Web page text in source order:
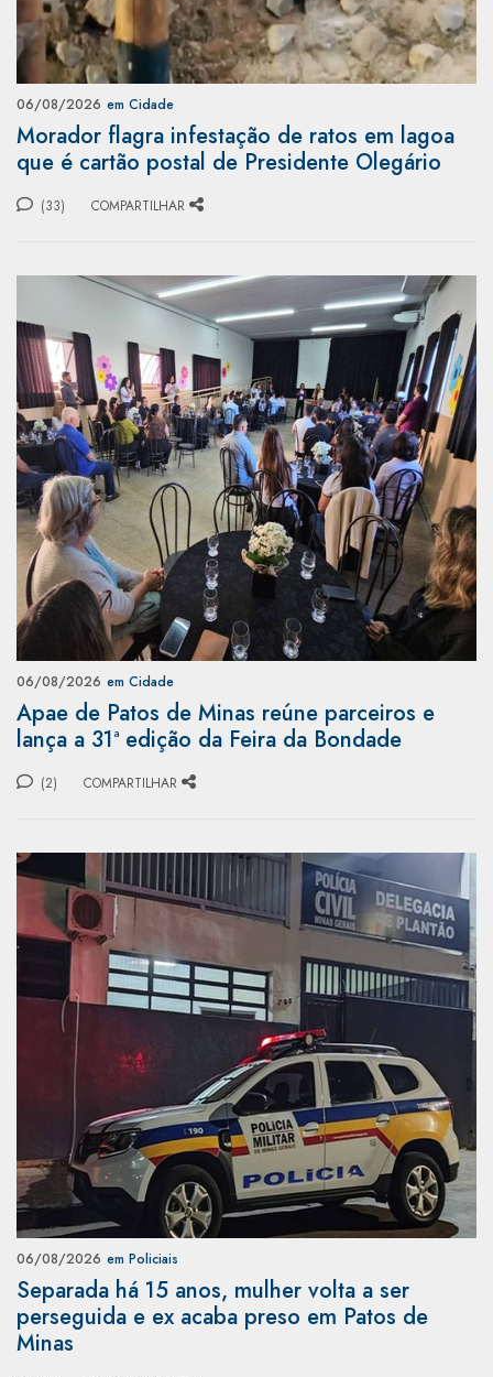
06/08/2026 em Cidade
Morador flagra infestação de ratos em lagoa
que é cartão postal de Presidente Olegário
(33) COMPARTILHAR
06/08/2026 em Cidade
Apae de Patos de Minas reúne parceiros e
lança a 31ª edição da Feira da Bondade
(2) COMPARTILHAR
06/08/2026 em Policiais
Separada há 15 anos, mulher volta a ser
perseguida e ex acaba preso em Patos de
Minas